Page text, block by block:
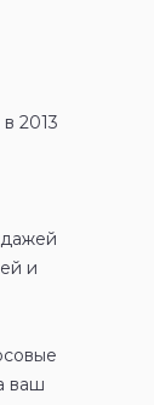
2013
и
ваш